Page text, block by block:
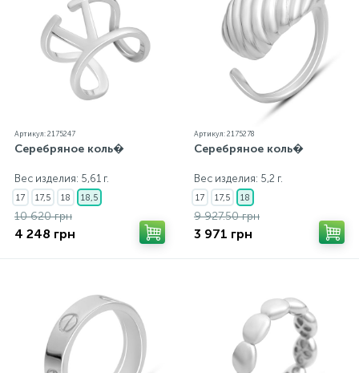
Артикул: 2175247
Серебряное коль�
Вес изделия: 5,61 г.
17 17,5 18 18,5
10 620 грн
4 248 грн
Артикул: 2175278
Серебряное коль�
Вес изделия: 5,2 г.
17 17,5 18
9 927.50 грн
3 971 грн